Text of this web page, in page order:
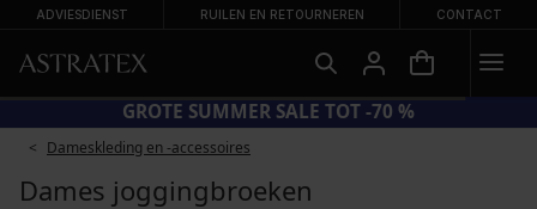
ADVIESDIENST RUILEN EN RETOURNEREN CONTACT
GROTE SUMMER SALE TOT -70 %
Dameskleding en -accessoires
Dames joggingbroeken